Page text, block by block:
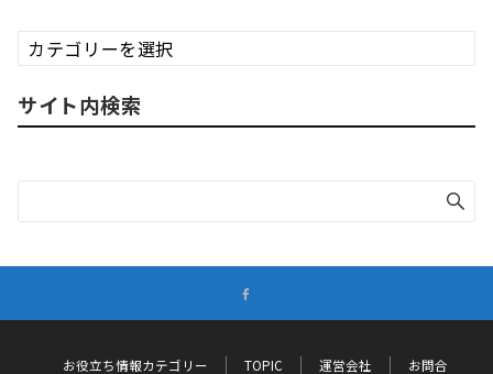
カ
テ
リ
ー
お
立
サイト内検索
お役立ち情報カテゴリー TOPIC 運営会社 お問合